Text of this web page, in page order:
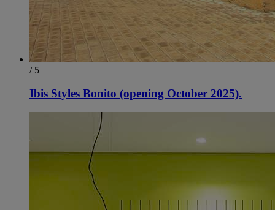
/ 5
Ibis Styles Bonito (opening October 2025).